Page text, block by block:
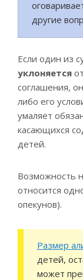
другие
Если один из
уклоняется
соглашения,
либо его
умаляет
касающихся
детей.
Возможность
относится
опекунов).
Размер
детей,
может